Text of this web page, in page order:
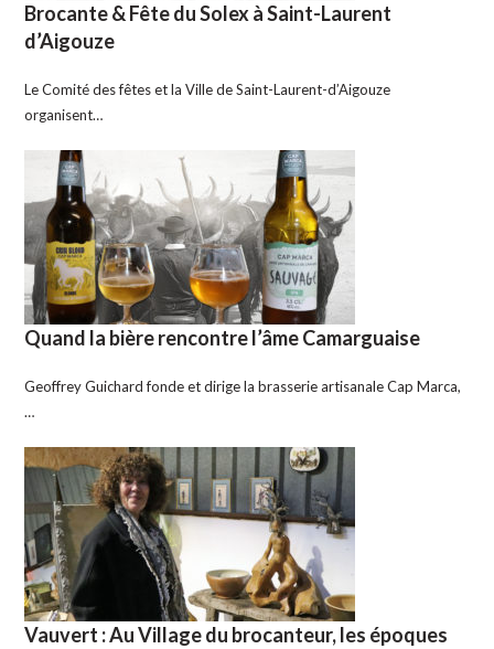
Brocante & Fête du Solex à Saint-Laurent
d’Aigouze
Le Comité des fêtes et la Ville de Saint-Laurent-d’Aigouze
organisent…
Quand la bière rencontre l’âme Camarguaise
Geoffrey Guichard fonde et dirige la brasserie artisanale Cap Marca,
…
Vauvert : Au Village du brocanteur, les époques